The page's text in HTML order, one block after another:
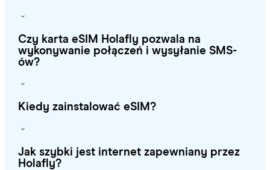
Czy karta eSIM Holafly pozwala na
wykonywanie połączeń i wysyłanie SMS-
ów?
Kiedy zainstalować eSIM?
Jak szybki jest internet zapewniany przez
Holafly?